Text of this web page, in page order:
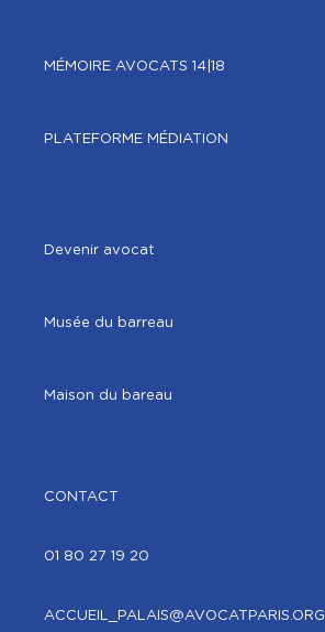
MÉMOIRE AVOCATS 14|18
PLATEFORME MÉDIATION
Devenir avocat
Musée du barreau
Maison du bareau
CONTACT
01 80 27 19 20
ACCUEIL_PALAIS@AVOCATPARIS.ORG